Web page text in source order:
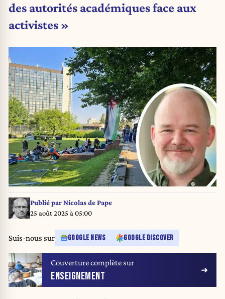
des autorités académiques face aux
activistes »
Publié parNicolas de Pape
25 août 2025 à 05:00
Suis-nous sur GOOGLE NEWS GOOGLE DISCOVER
Couverture complète sur
ENSEIGNEMENT